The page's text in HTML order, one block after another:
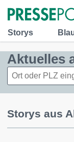
Storys
Aktuelles
Storys aus